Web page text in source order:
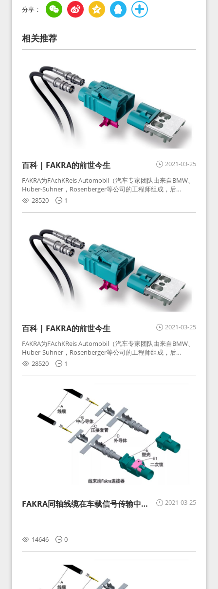
相关推荐
2021-03-25
百科 | FAKRA的前世今生
FAKRA为FAchKReis Automobil（汽车专家团队由来自BMW、
Huber-Suhner，Rosenberger等公司的工程师组成，后
Huber-Suhner相关连接器业务及技术在2010年并入
Rosenberger）缩写。起初为BMW需求用于车载收音机天线连
接，如今FAKRA已成为汽车行业通用标准的射频连接器，被业
28520 1
2021-03-25
百科 | FAKRA的前世今生
FAKRA为FAchKReis Automobil（汽车专家团队由来自BMW、
Huber-Suhner，Rosenberger等公司的工程师组成，后
Huber-Suhner相关连接器业务及技术在2010年并入
Rosenberger）缩写。起初为BMW需求用于车载收音机天线连
接，如今FAKRA已成为汽车行业通用标准的射频连接器，被业
28520 1
2021-03-25
FAKRA同轴线缆在车载信号传输中的
14646 0